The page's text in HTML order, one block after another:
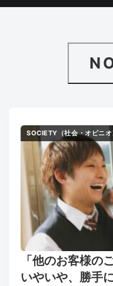
SOCIETY（社会・オピニオ
「他のお客様の
いやいや、勝手